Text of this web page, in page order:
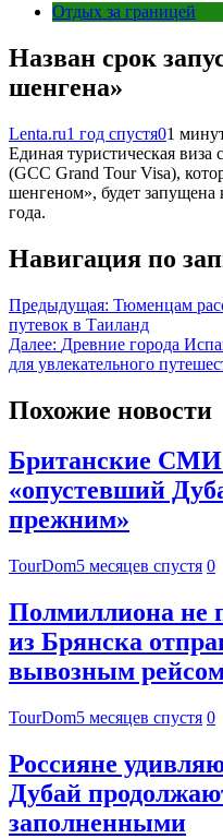
Отдых за границей
Назван срок
шенгена»
Lenta.ru1 год спустя01
Единая туристическая виза
(GCC Grand Tour Visa),
шенгеном», будет запущена
года.
Навигация по
Предыдущая: Тюменцам
путевок в Таиланд
Далее: Древние города
для увлекательного
Похожие новости
Британские СМИ
«опустевший
прежним»
TourDom5 месяцев спустя 0
Полмиллиона не
из Брянска
вывозным
TourDom5 месяцев спустя 0
Россияне
Дубай
заполненными